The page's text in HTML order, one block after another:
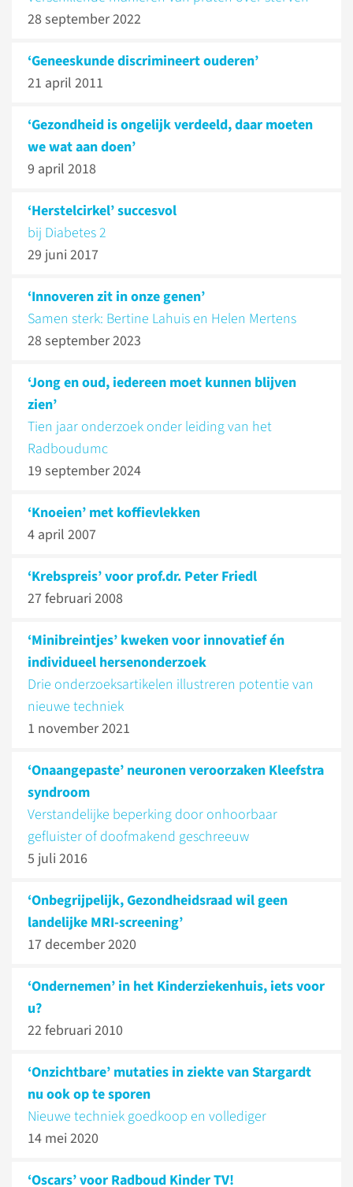
28 september 2022
‘Geneeskunde discrimineert ouderen’
21 april 2011
‘Gezondheid is ongelijk verdeeld, daar moeten
we wat aan doen’
9 april 2018
‘Herstelcirkel’ succesvol
bij Diabetes 2
29 juni 2017
‘Innoveren zit in onze genen’
Samen sterk: Bertine Lahuis en Helen Mertens
28 september 2023
‘Jong en oud, iedereen moet kunnen blijven
zien’
Tien jaar onderzoek onder leiding van het
Radboudumc
19 september 2024
‘Knoeien’ met koffievlekken
4 april 2007
‘Krebspreis’ voor prof.dr. Peter Friedl
27 februari 2008
‘Minibreintjes’ kweken voor innovatief én
individueel hersenonderzoek
Drie onderzoeksartikelen illustreren potentie van
nieuwe techniek
1 november 2021
‘Onaangepaste’ neuronen veroorzaken Kleefstra
syndroom
Verstandelijke beperking door onhoorbaar
gefluister of doofmakend geschreeuw
5 juli 2016
‘Onbegrijpelijk, Gezondheidsraad wil geen
landelijke MRI-screening’
17 december 2020
‘Ondernemen’ in het Kinderziekenhuis, iets voor
u?
22 februari 2010
‘Onzichtbare’ mutaties in ziekte van Stargardt
nu ook op te sporen
Nieuwe techniek goedkoop en vollediger
14 mei 2020
‘Oscars’ voor Radboud Kinder TV!